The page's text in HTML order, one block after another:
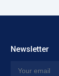
Newsletter